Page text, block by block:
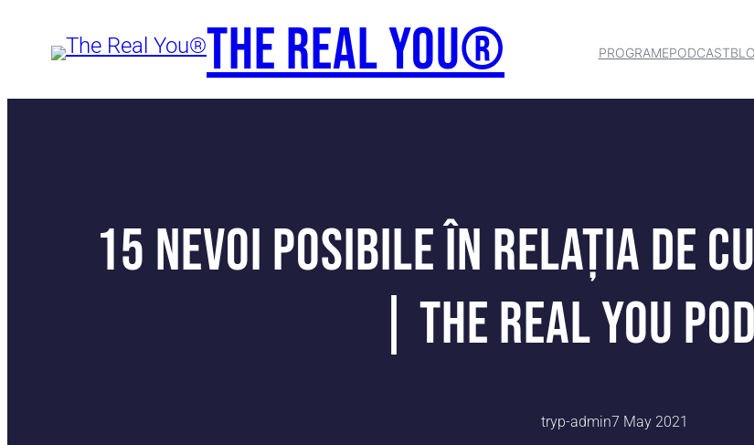
content
The Real You® PROGRAMEPODCAST
15 nevoi posibile în relația de
| The Real You
tryp-admin7 May 2021